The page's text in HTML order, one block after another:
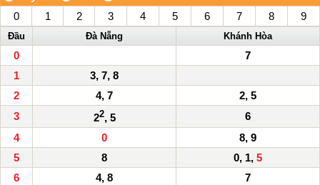
0 1 2 3 4 5 6 7 8 9
Đầu Đà Nẵng Khánh Hòa
0
7
1
3, 7, 8
2
4, 7
2, 5
3
22, 5
6
4
0
8, 9
5
8 0, 1, 5
6
4, 8
7